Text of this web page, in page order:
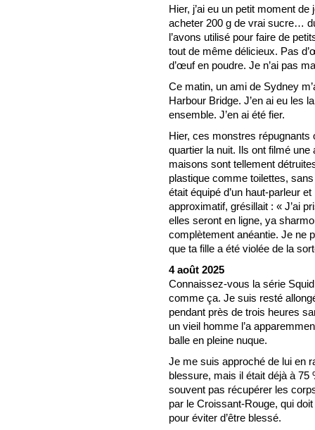
Hier, j’ai eu un petit moment
acheter 200 g de vrai sucre…
l’avons utilisé pour faire de
tout de même délicieux. Pas
d’œuf en poudre. Je n’ai pas
Ce matin, un ami de Sydney
Harbour Bridge. J’en ai eu les
ensemble. J’en ai été fier.
Hier, ces monstres
quartier la nuit. Ils ont filmé
maisons sont tellement
plastique comme toilettes,
était équipé d’un haut-parleur
approximatif, grésillait : « J’ai
elles seront en ligne, ya
complètement anéantie. Je ne
que ta fille a été violée de la
4 août 2025
Connaissez-vous la série
comme ça. Je suis resté
pendant près de trois heures
un vieil homme l’a
balle en pleine nuque.
Je me suis approché de lui en
blessure, mais il était déjà à 75
souvent pas récupérer les
par le Croissant-Rouge, qui
pour éviter d’être blessé.